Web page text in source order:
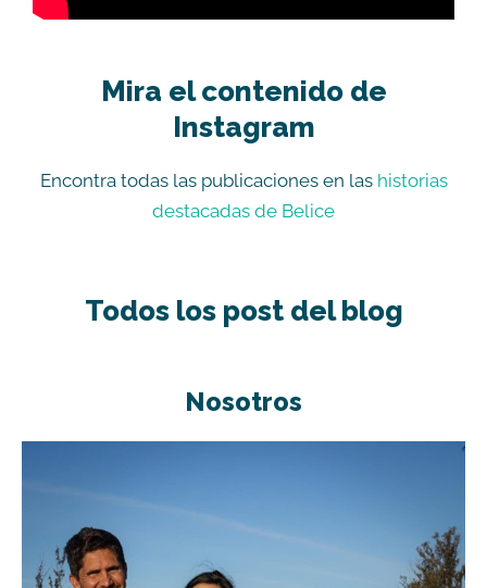
Mira el contenido de
Instagram
Encontra todas las publicaciones en las historias
destacadas de Belice
Todos los post del blog
Nosotros